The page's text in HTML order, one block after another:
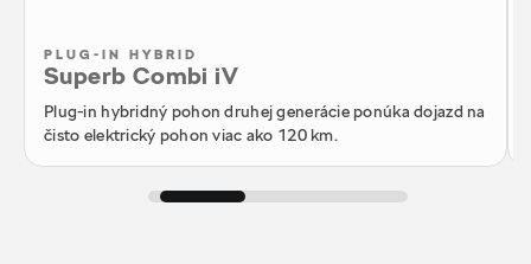
PLUG-IN HYBRID
Superb Combi iV
Plug-in hybridný pohon druhej generácie ponúka dojazd na
čisto elektrický pohon viac ako 120 km.